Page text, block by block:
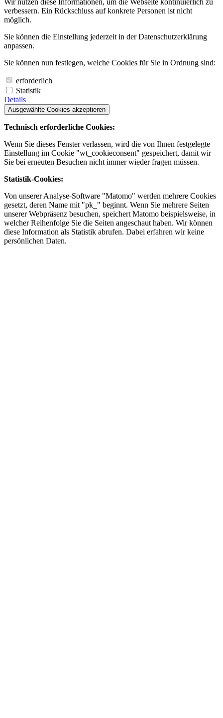
Wir nutzen diese Informationen, um die Webseite kontinuierlich zu
verbessern. Ein Rückschluss auf konkrete Personen ist nicht
möglich.
Sie können die Einstellung jederzeit in der Datenschutzerklärung
anpassen.
Sie können nun festlegen, welche Cookies für Sie in Ordnung sind:
erforderlich
Statistik
Details
Ausgewählte Cookies akzeptieren
Technisch erforderliche Cookies:
Wenn Sie dieses Fenster verlassen, wird die von Ihnen festgelegte
Einstellung im Cookie "wt_cookieconsent" gespeichert, damit wir
Sie bei erneuten Besuchen nicht immer wieder fragen müssen.
Statistik-Cookies:
Von unserer Analyse-Software "Matomo" werden mehrere Cookies
gesetzt, deren Name mit "pk_" beginnt. Wenn Sie mehrere Seiten
unserer Webpräsenz besuchen, speichert Matomo beispielsweise, in
welcher Reihenfolge Sie die Seiten angeschaut haben. Wir können
diese Information als Statistik abrufen. Dabei erfahren wir keine
persönlichen Daten.